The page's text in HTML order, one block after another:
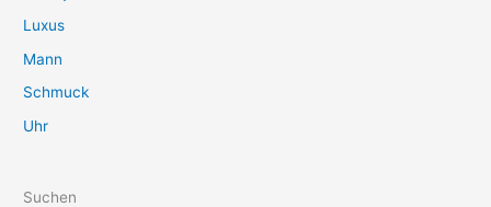
Luxus
Mann
Schmuck
Uhr
Suchen